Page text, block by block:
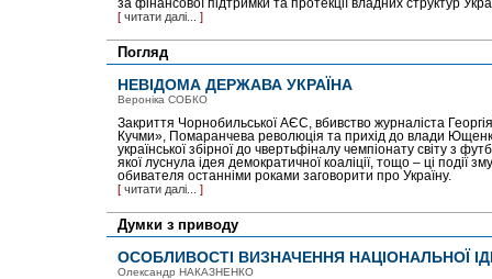
за фінансової підтримки та протекції владних структур
[ читати далі... ]
Погляд
НЕВІДОМА ДЕРЖАВА УКРАЇНА
Вероніка СОБКО
Закриття Чорнобильської АЄС, вбивство журналіста
Кучми», Помаранчева революція та прихід до влади
української збірної до чвертьфіналу чемпіонату світу з
якої луснула ідея демократичної коаліції, тощо – ці події
обивателя останніми роками заговорити про Україну.
[ читати далі... ]
Думки з приводу
ОСОБЛИВОСТІ ВИЗНАЧЕННЯ НАЦІОНАЛЬНОЇ
Олександр НАКАЗНЕНКО